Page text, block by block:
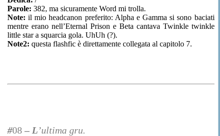
Parole: 382, ma sicuramente Word mi trolla.
Note: il mio headcanon preferito: Alpha e Gamma si sono baciati
mentre erano nell’Eternal Prison e Beta cantava Twinkle twinkle
little star a squarcia gola. UhUh (?).
Note2: questa flashfic è direttamente collegata al capitolo 7.
#08 – L’ultima gru.